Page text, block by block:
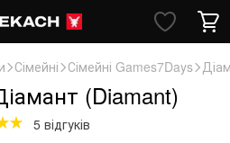
Сімейні Сімейні Games7Days
(Diamant)
5 відгуків